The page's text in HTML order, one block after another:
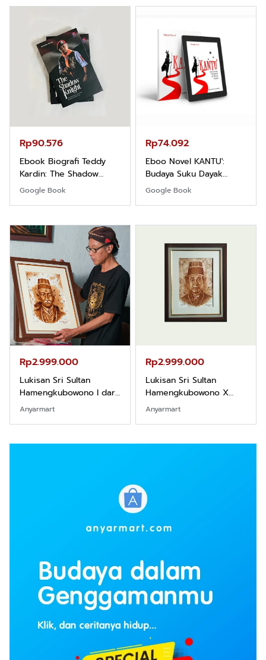
Rp90.576
Ebook Biografi Teddy
Kardin: The Shadow
Khight |
Google Book
Rp74.092
Eboo Novel KANTU':
Budaya Suku Dayak
Borneo
Google Book
Rp2.999.000
Lukisan Sri Sultan
Hamengkubowono I dari
Kopi Karya Rudi Winarso
Anyarmart
Rp2.999.000
Lukisan Sri Sultan
Hamengkubowono X
dari Kopi Karya Rudi
Anyarmart